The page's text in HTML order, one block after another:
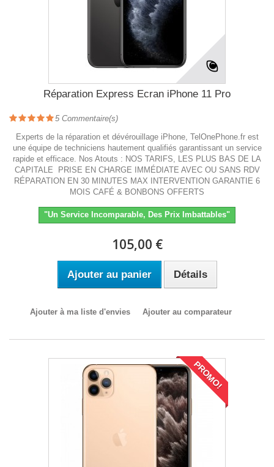
Réparation Express Ecran iPhone 11 Pro
5 Commentaire(s)
Experts de la réparation et dévérouillage iPhone, TelOnePhone.fr est
une équipe de techniciens hautement qualifiés garantissant un service
rapide et efficace. Nos Atouts : NOS TARIFS, LES PLUS BAS DE LA
CAPITALE PRISE EN CHARGE IMMÉDIATE AVEC OU SANS RDV
RÉPARATION EN 30 MINUTES MAX INTERVENTION GARANTIE 6
MOIS CAFÉ & BONBONS OFFERTS
"Un Service Incomparable, Des Prix Imbattables"
105,00 €
Ajouter au panier Détails
Ajouter à ma liste d'envies Ajouter au comparateur
PROMO!